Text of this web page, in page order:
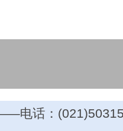
电话：